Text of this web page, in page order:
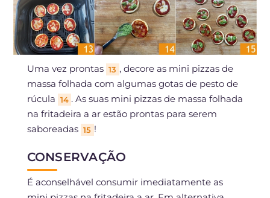
Uma vez prontas 13 , decore as mini pizzas de
massa folhada com algumas gotas de pesto de
rúcula 14 . As suas mini pizzas de massa folhada
na fritadeira a ar estão prontas para serem
saboreadas 15 !
CONSERVAÇÃO
É aconselhável consumir imediatamente as